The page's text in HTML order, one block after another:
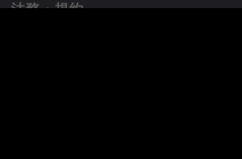
法務・規約